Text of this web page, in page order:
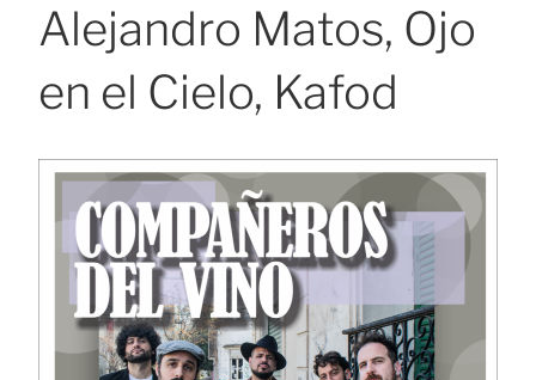
Alejandro Matos, Ojo
en el Cielo, Kafod